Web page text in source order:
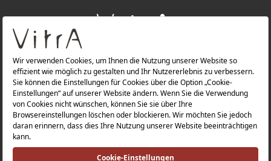
ÜBER UNS
PRODUKTE